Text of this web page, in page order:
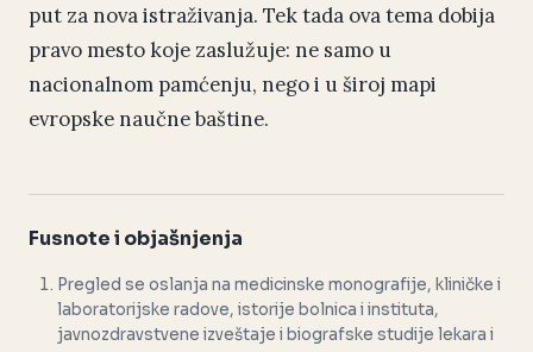
put za nova istraživanja. Tek tada ova tema dobija
pravo mesto koje zaslužuje: ne samo u
nacionalnom pamćenju, nego i u široj mapi
evropske naučne baštine.
Fusnote i objašnjenja
Pregled se oslanja na medicinske monografije, kliničke i
laboratorijske radove, istorije bolnica i instituta,
javnozdravstvene izveštaje i biografske studije lekara i